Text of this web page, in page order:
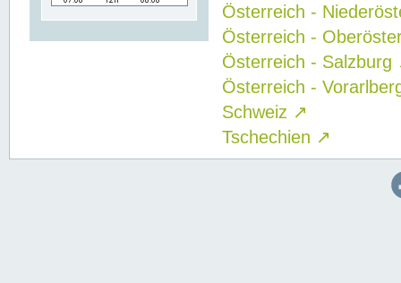
Österreich -
Österreich -
Österreich - Salzburg
Österreich -
Schweiz ↗
Tschechien ↗